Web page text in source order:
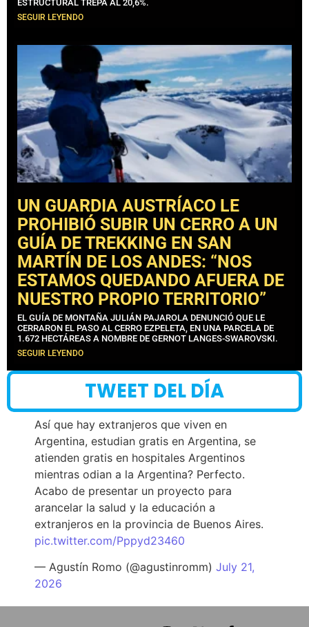
ESTRUCTURAL TREPA AL 20,6%.
SEGUIR LEYENDO
UN GUARDIA AUSTRÍACO LE
PROHIBIÓ SUBIR UN CERRO A UN
GUÍA DE TREKKING EN SAN
MARTÍN DE LOS ANDES: “NOS
ESTAMOS QUEDANDO AFUERA DE
NUESTRO PROPIO TERRITORIO”
EL GUÍA DE MONTAÑA JULIÁN PAJAROLA DENUNCIÓ QUE LE
CERRARON EL PASO AL CERRO EZPELETA, EN UNA PARCELA DE
1.672 HECTÁREAS A NOMBRE DE GERNOT LANGES-SWAROVSKI.
SEGUIR LEYENDO
TWEET DEL DÍA
Así que hay extranjeros que viven en
Argentina, estudian gratis en Argentina, se
atienden gratis en hospitales Argentinos
mientras odian a la Argentina? Perfecto.
Acabo de presentar un proyecto para
arancelar la salud y la educación a
extranjeros en la provincia de Buenos Aires.
pic.twitter.com/Pppyd23460
— Agustín Romo (@agustinromm) July 21,
2026